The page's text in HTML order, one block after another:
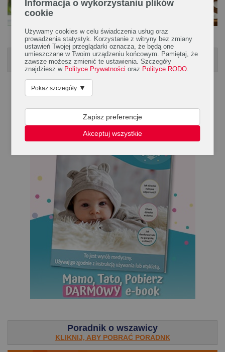
.
Poradnik Moje Pierwsze Przeziębienie
POBIERZ PORADNIK
Poradnik o wszawicy
KLIKNIJ, ABY POBRAĆ PORADNK
Informacja o wykorzystaniu plików
cookie
Używamy cookies w celu świadczenia usług oraz
prowadzenia statystyk. Korzystanie z witryny bez zmiany
ustawień Twojej przeglądarki oznacza, że będą one
umieszczane w Twoim urządzeniu końcowym. Pamiętaj, że
zawsze możesz zmienić te ustawienia. Szczegóły
znajdziesz w Polityce Prywatności oraz Polityce RODO
Pokaż szczegóły ▼
Zapisz preferencje
Akceptuj wszystkie